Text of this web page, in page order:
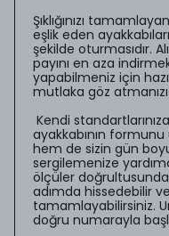
Şıklığınızı
eşlik eden
şekilde oturmasıdır.
payını en aza
yapabilmeniz için
mutlaka göz
Kendi
ayakkabının
hem de sizin gün
sergilemenize
ölçüler
adımda hissedebilir
tamamlayabilirsiniz.
doğru numarayla